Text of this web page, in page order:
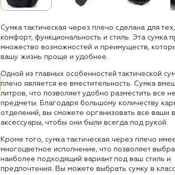
Сумка тактическая через плечо сделана для
комфорт, функциональность и стиль. Эта сумка
множество возможностей и преимуществ,
вашу жизнь проще и удобнее.
Одной из главных особенностей тактической
плечо является ее вместительность. Сумка
литров, что позволяет удобно разместить все
предметы. Благодаря большому количеству
отделений, вы сможете организовать все ваши
аксессуары, чтобы они были всегда под рукой.
Кроме того, сумка тактическая через плечо
многоцветное исполнение, что позволяет
наиболее подходящий вариант под ваш стиль и
предпочтения. Вы можете выбрать сумку в